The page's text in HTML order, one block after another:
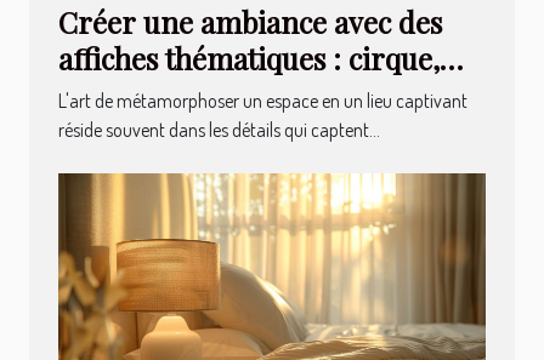
Créer une ambiance avec des
affiches thématiques : cirque,
cocktails et plus
L'art de métamorphoser un espace en un lieu captivant
réside souvent dans les détails qui captent...